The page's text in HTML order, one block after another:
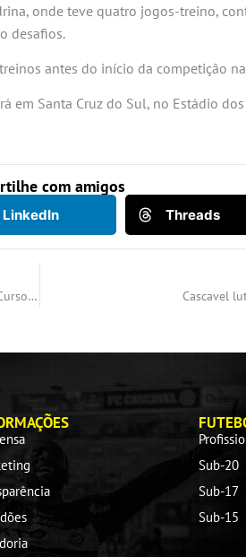
onde teve quatro jogos-treino,
desafios.
antes do início da competição
em Santa Cruz do Sul, no Estádio
com amigos
LinkedIn Threads
Técnico Matheus Costa do Cascavel é um dos Professores de Curso da CBF Cascavel
Sub-20
Sub-17
Sub-15